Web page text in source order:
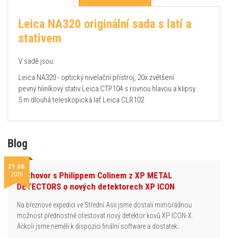
Leica NA320 originální sada s latí a
stativem
V sadě jsou:
Leica NA320 - optický nivelační přístroj, 20x zvětšení
pevný hliníkový stativ Leica CTP104 s rovnou hlavou a klipsy
5 m dlouhá teleskopická lať Leica CLR102
Blog
21.06.
2026Rozhovor s Philippem Colinem z XP METAL
DETECTORS o nových detektorech XP ICON
Na březnové expedici ve Střední Asii jsme dostali mimořádnou
možnost přednostně otestovat nový detektor kovů XP ICON-X.
Ačkoli jsme neměli k dispozici finální software a dostatek…